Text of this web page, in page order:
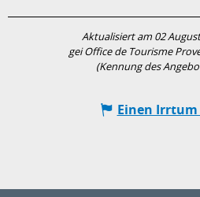
Aktualisiert am 02
gei Office de Tourisme
(Kennung des
Einen Irrtum